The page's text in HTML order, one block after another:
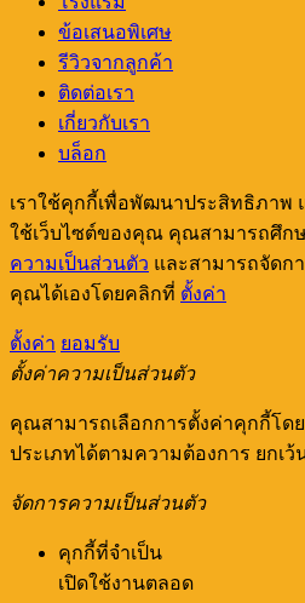
ข้อเสนอพิเศษ
รีวิวจากลูกค้า
ติดต่อเรา
เกี่ยวกับเรา
บล็อก
เราใช้คุกกี้เพื่อพัฒนาประสิทธิภาพ
ใช้เว็บไซต์ของคุณ คุณสามารถศึกษ
ความเป็นส่วนตัว และสามารถจัดก
คุณได้เองโดยคลิกที่ ตั้งค่า
ตั้งค่า ยอมรับ
ตั้งค่าความเป็นส่วนตัว
คุณสามารถเลือกการตั้งค่าคุกกี้โด
ประเภทได้ตามความต้องการ ยกเว้
จัดการความเป็นส่วนตัว
คุกกี้ที่จำเป็น
เปิดใช้งานตลอด